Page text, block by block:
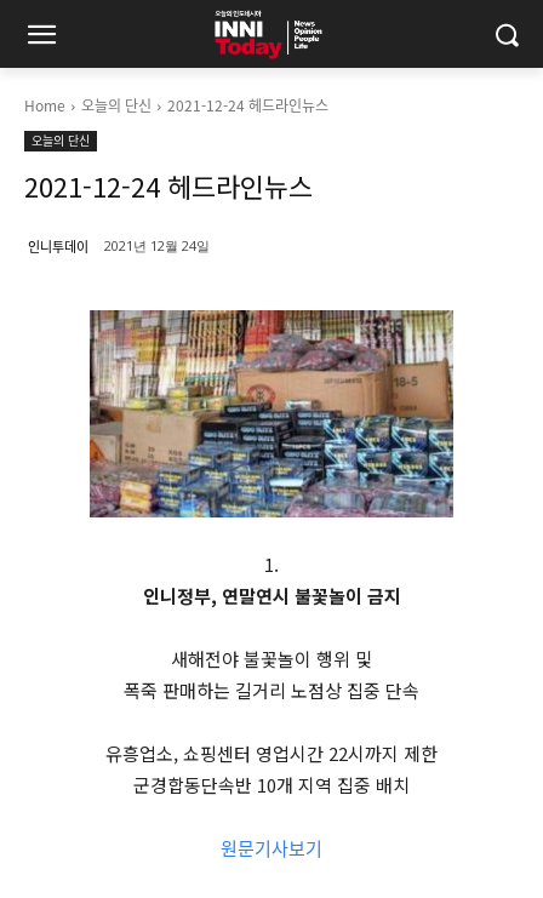
Home 오늘의 단신 2021-12-24 헤드라인뉴스
오늘의 단신
2021-12-24 헤드라인뉴스
인니투데이 2021년 12월 24일
1.
인니정부, 연말연시 불꽃놀이 금지
새해전야 불꽃놀이 행위 및
폭죽 판매하는 길거리 노점상 집중 단속
유흥업소, 쇼핑센터 영업시간 22시까지 제한
군경합동단속반 10개 지역 집중 배치
원문기사보기